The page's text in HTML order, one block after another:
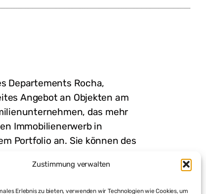
Zustimmung verwalten
Erlebnis zu bieten, verwenden wir Technologien wie Cookies, um
Departements Rocha,
Angebot an Objekten am
das mehr
Immobilienerwerb in
Portfolio an. Sie können des
mit uns den kompletten
Tagestouren kennen und
Sie jetzt mit uns Ihre